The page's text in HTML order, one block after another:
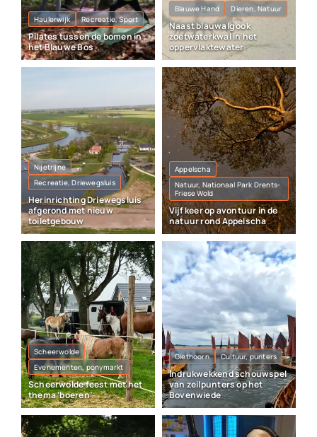
Haulerwijk Recreatie, Sport
Pilates tussen de bomen in
het Blauwe Bos
Blauwe Hand Dieren, Natuur
Naast blauwalg ook
zoetwaterkwal in het
oppervlaktewater
Nijetrijne
Recreatie, Driewegsluis
Herinrichting Driewegsluis
afgerond met nieuw
toiletgebouw
Appelscha
Natuur, Nationaal Park Drents-
Friese Wold
Vijf keer op avontuur in de
natuur rond Appelscha
Scheerwolde
Evenementen, ponymarkt
Scheerwolde feest met het
thema ‘boeren’
Giethoorn Cultuur, punters
Indrukwekkend schouwspel
van zeilpunters op het
Bovenwiede